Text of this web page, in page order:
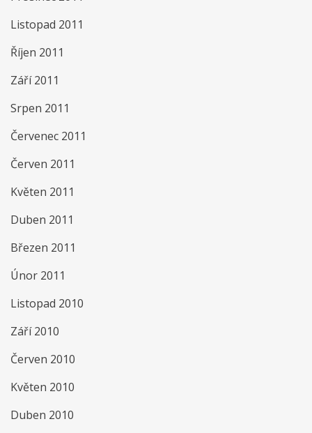
Listopad 2011
Říjen 2011
Září 2011
Srpen 2011
Červenec 2011
Červen 2011
Květen 2011
Duben 2011
Březen 2011
Únor 2011
Listopad 2010
Září 2010
Červen 2010
Květen 2010
Duben 2010